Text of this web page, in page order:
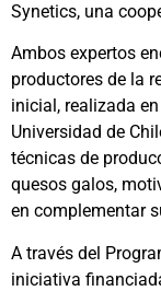
Synetics, una
Ambos expertos
productores de la
inicial, realizada
Universidad de
técnicas de
quesos galos,
en complementar
A través del
iniciativa